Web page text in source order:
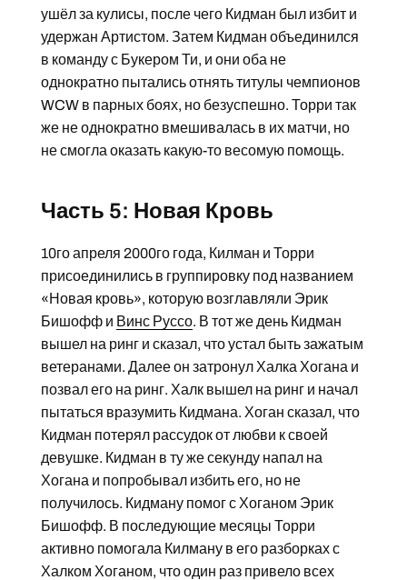
ушёл за кулисы, после чего Кидман был избит и
удержан Артистом. Затем Кидман объединился
в команду с Букером Ти, и они оба не
однократно пытались отнять титулы чемпионов
WCW в парных боях, но безуспешно. Торри так
же не однократно вмешивалась в их матчи, но
не смогла оказать какую-то весомую помощь.
Часть 5: Новая Кровь
10го апреля 2000го года, Килман и Торри
присоединились в группировку под названием
«Новая кровь», которую возглавляли Эрик
Бишофф и Винс Руссо. В тот же день Кидман
вышел на ринг и сказал, что устал быть зажатым
ветеранами. Далее он затронул Халка Хогана и
позвал его на ринг. Халк вышел на ринг и начал
пытаться вразумить Кидмана. Хоган сказал, что
Кидман потерял рассудок от любви к своей
девушке. Кидман в ту же секунду напал на
Хогана и попробывал избить его, но не
получилось. Кидману помог с Хоганом Эрик
Бишофф. В последующие месяцы Торри
активно помогала Килману в его разборках с
Халком Хоганом, что один раз привело всех